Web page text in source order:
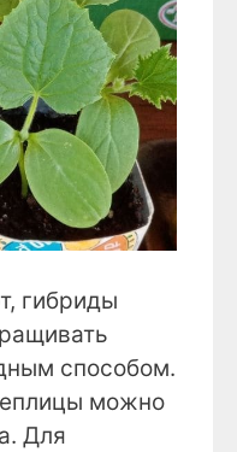
гибриды
способом.
можно
Для